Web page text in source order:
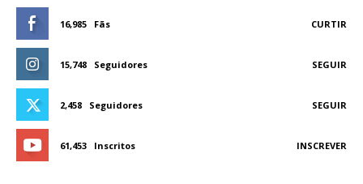
16,985 Fãs CURTIR
15,748 Seguidores SEGUIR
2,458 Seguidores SEGUIR
61,453 Inscritos INSCREVER